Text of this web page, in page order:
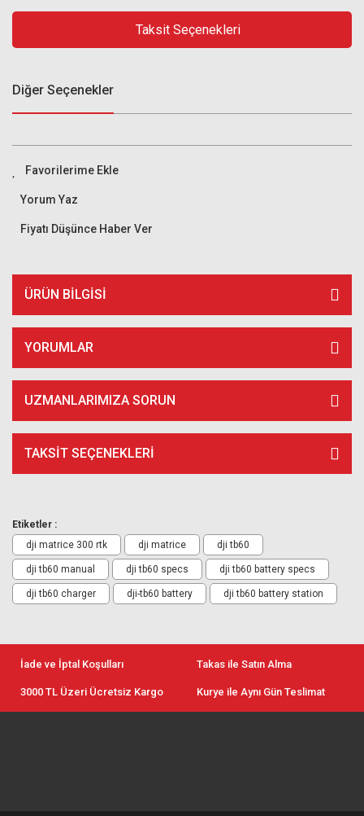
Taksit Seçenekleri
Diğer Seçenekler
Yorum Yaz
Fiyatı Düşünce Haber Ver
ÜRÜN BILGISI
YORUMLAR
UZMANLARIMIZA SORUN
TAKSIT SEÇENEKLERI
Etiketler :
dji matrice 300 rtk
dji matrice dji tb60
dji tb60 manual dji tb60 specs dji tb60 battery specs
dji tb60 charger dji-tb60 battery dji tb60 battery station
İade ve İptal Koşulları Takas ile Satın Alma
3000 TL Üzeri Ücretsiz Kargo Kurye ile Aynı Gün Teslimat